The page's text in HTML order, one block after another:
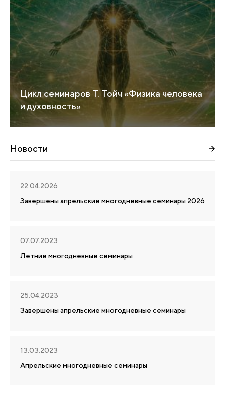
Цикл семинаров Т. Тойч «Физика человека
и духовность»
Новости
22.04.2026
Завершены апрельские многодневные семинары 2026
07.07.2023
Летние многодневные семинары
25.04.2023
Завершены апрельские многодневные семинары
13.03.2023
Апрельские многодневные семинары